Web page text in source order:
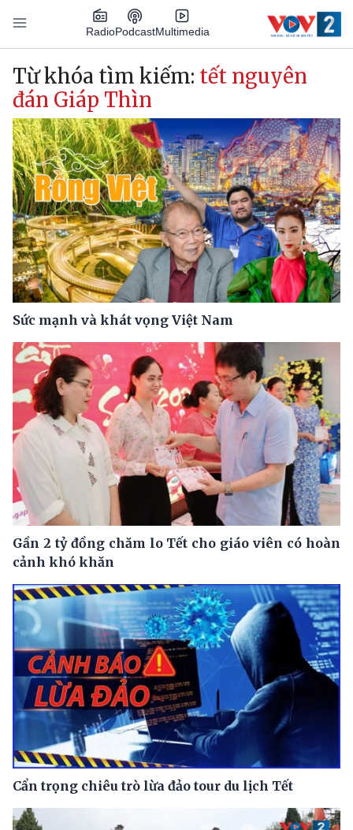
Nhảy đến nội dung
RadioPodcastMultimedia
Main navigation
Từ khóa tìm kiếm: tết nguyên
đán Giáp Thìn
Sức mạnh và khát vọng Việt Nam
Gần 2 tỷ đồng chăm lo Tết cho giáo viên có hoàn
cảnh khó khăn
Cẩn trọng chiêu trò lừa đảo tour du lịch Tết